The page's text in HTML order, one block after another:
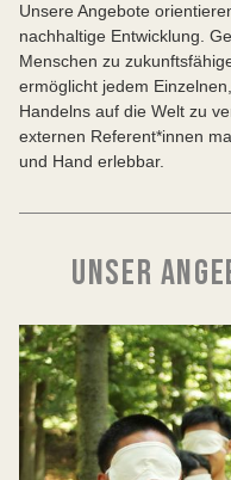
Unsere Angebote
nachhaltige Entwicklung.
Menschen zu
ermöglicht jedem
Handelns auf die Welt zu
externen Referent*innen
und Hand erlebbar.
UNSER